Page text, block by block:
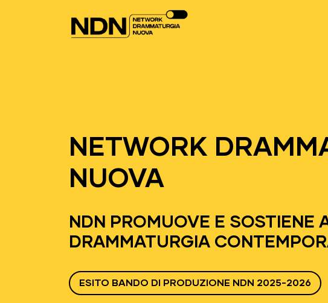
Navigazione principale
NETWORK
NUOVA
NDN PROMUOVE E SOSTIENE
DRAMMATURGIA
ESITO BANDO DI PRODUZIONE NDN 2025-2026